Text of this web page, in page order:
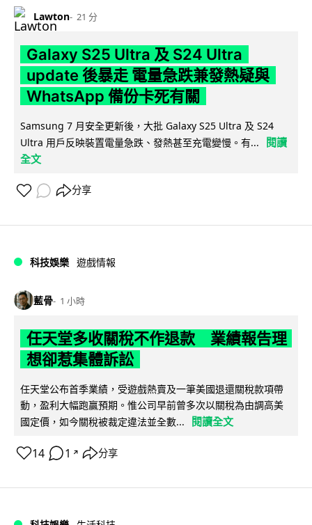
Lawton 21 分
Galaxy S25 Ultra 及 S24 Ultra
update 後暴走 電量急跌兼發熱疑與
WhatsApp 備份卡死有關
Samsung 7 月安全更新後，大批 Galaxy S25 Ultra 及 S24
Ultra 用戶反映裝置電量急跌、發熱甚至充電變慢。有...
閱讀
全文
分享
科技娛樂 遊戲情報
藍骨 1 小時
任天堂多收關稅不作退款 業績報告理
想卻惹集體訴訟
任天堂公布首季業績，受遊戲熱賣及一筆美國退還關稅款項帶
動，盈利大幅跑贏預期。惟公司早前曾多次以關稅為由調高美
國定價，如今關稅被裁定違法並全數...
閱讀全文
14 1 ↗ 分享